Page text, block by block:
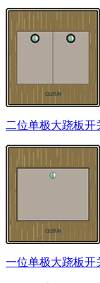
二位单极大跷板开
一位单极大跷板开